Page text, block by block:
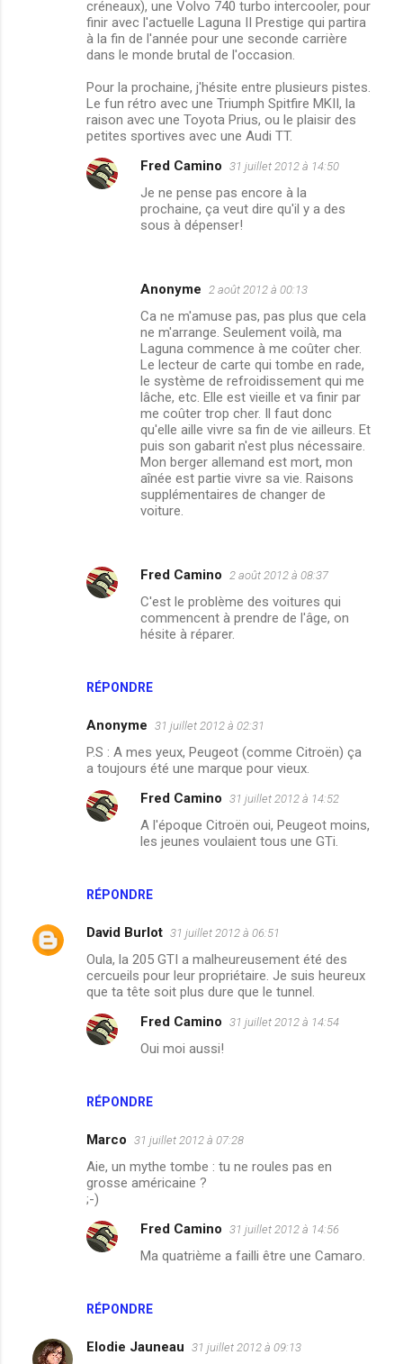
créneaux), une Volvo 740 turbo intercooler, pour
finir avec l'actuelle Laguna II Prestige qui partira
à la fin de l'année pour une seconde carrière
dans le monde brutal de l'occasion.
Pour la prochaine, j'hésite entre plusieurs pistes.
Le fun rétro avec une Triumph Spitfire MKII, la
raison avec une Toyota Prius, ou le plaisir des
petites sportives avec une Audi TT.
RÉPONDRE
Fred Camino 31 juillet 2012 à 14:50
Je ne pense pas encore à la
prochaine, ça veut dire qu'il y a des
sous à dépenser!
Anonyme 2 août 2012 à 00:13
Ca ne m'amuse pas, pas plus que cela
ne m'arrange. Seulement voilà, ma
Laguna commence à me coûter cher.
Le lecteur de carte qui tombe en rade,
le système de refroidissement qui me
lâche, etc. Elle est vieille et va finir par
me coûter trop cher. Il faut donc
qu'elle aille vivre sa fin de vie ailleurs. Et
puis son gabarit n'est plus nécessaire.
Mon berger allemand est mort, mon
aînée est partie vivre sa vie. Raisons
supplémentaires de changer de
voiture.
Fred Camino 2 août 2012 à 08:37
C'est le problème des voitures qui
commencent à prendre de l'âge, on
hésite à réparer.
Anonyme 31 juillet 2012 à 02:31
P.S : A mes yeux, Peugeot (comme Citroën) ça
a toujours été une marque pour vieux.
RÉPONDRE
Fred Camino 31 juillet 2012 à 14:52
A l'époque Citroën oui, Peugeot moins,
les jeunes voulaient tous une GTi.
David Burlot 31 juillet 2012 à 06:51
Oula, la 205 GTI a malheureusement été des
cercueils pour leur propriétaire. Je suis heureux
que ta tête soit plus dure que le tunnel.
RÉPONDRE
Fred Camino 31 juillet 2012 à 14:54
Oui moi aussi!
Marco 31 juillet 2012 à 07:28
Aie, un mythe tombe : tu ne roules pas en
grosse américaine ?
;-)
RÉPONDRE
Fred Camino 31 juillet 2012 à 14:56
Ma quatrième a failli être une Camaro.
Elodie Jauneau 31 juillet 2012 à 09:13